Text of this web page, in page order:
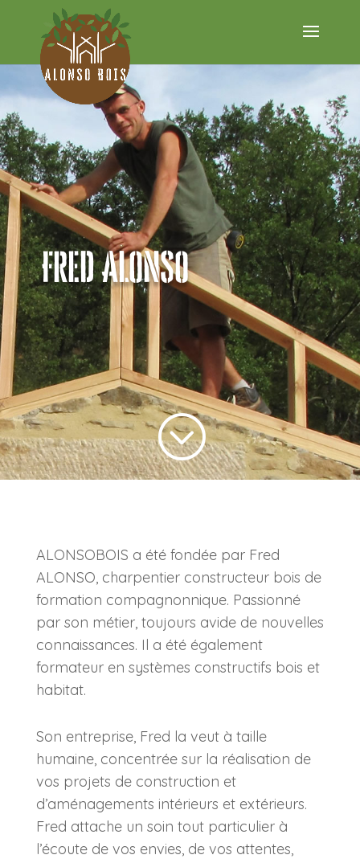
Fred ALONSO
;
ALONSOBOIS a été fondée par Fred
ALONSO, charpentier constructeur bois de
formation compagnonnique. Passionné
par son métier, toujours avide de nouvelles
connaissances. Il a été également
formateur en systèmes constructifs bois et
habitat.
Son entreprise, Fred la veut à taille
humaine, concentrée sur la réalisation de
vos projets de construction et
d’aménagements intérieurs et extérieurs.
Fred attache un soin tout particulier à
l’écoute de vos envies, de vos attentes,